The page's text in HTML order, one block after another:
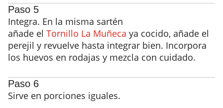
Paso 5
Integra. En la misma sartén
añade el Tornillo La Muñeca ya cocido, añade el
perejil y revuelve hasta integrar bien. Incorpora
los huevos en rodajas y mezcla con cuidado.
Paso 6
Sirve en porciones iguales.